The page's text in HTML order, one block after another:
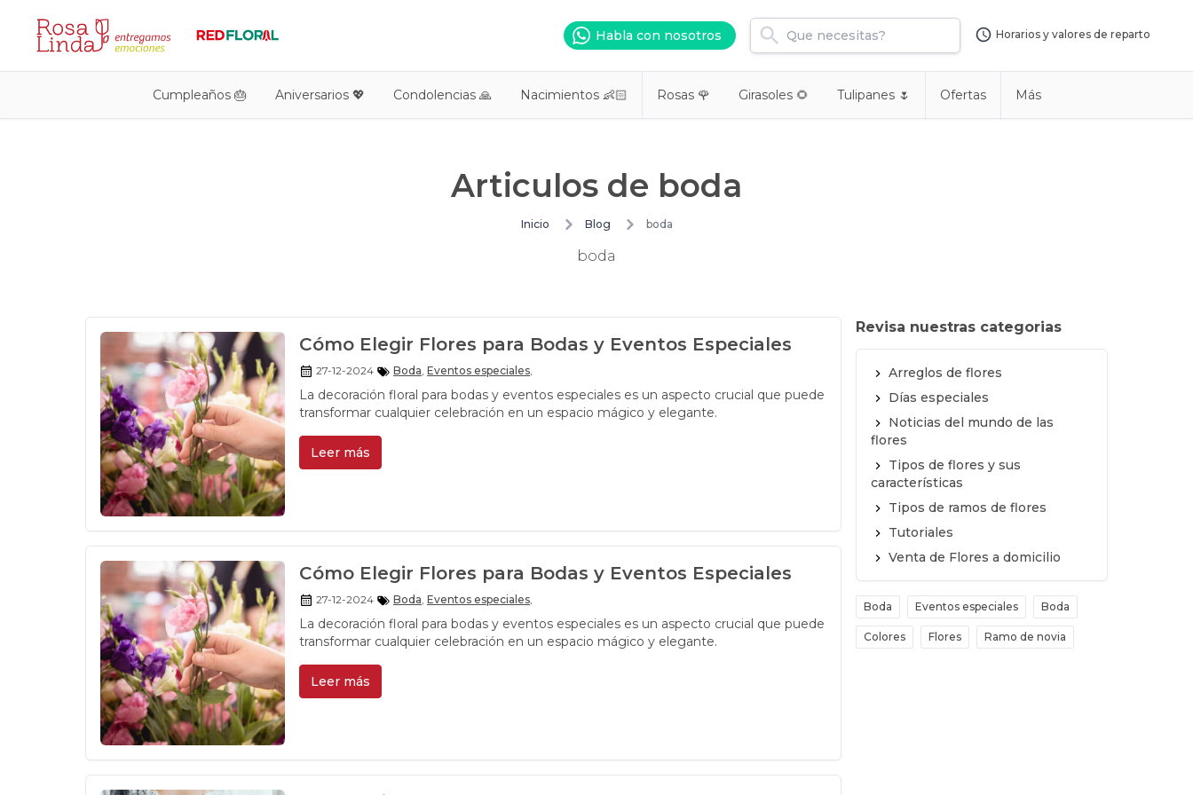
Habla con nosotros Horarios y valores de reparto
Cumpleaños 🎂 Aniversarios 💖 Condolencias 🙏 Nacimientos 👶🏻 Rosas 🌹 Girasoles 🌻 Tulipanes 🌷 Ofertas Más
Articulos de boda
Inicio Blog boda
boda
Cómo Elegir Flores para Bodas y Eventos Especiales
27-12-2024 Boda, Eventos especiales,
La decoración floral para bodas y eventos especiales es un aspecto crucial que puede
transformar cualquier celebración en un espacio mágico y elegante.
Leer más
Cómo Elegir Flores para Bodas y Eventos Especiales
27-12-2024 Boda, Eventos especiales,
La decoración floral para bodas y eventos especiales es un aspecto crucial que puede
transformar cualquier celebración en un espacio mágico y elegante.
Leer más
Revisa nuestras categorias
Arreglos de flores
Días especiales
Noticias del mundo de las
flores
Tipos de flores y sus
características
Tipos de ramos de flores
Tutoriales
Venta de Flores a domicilio
Boda Eventos especiales Boda
Colores Flores Ramo de novia